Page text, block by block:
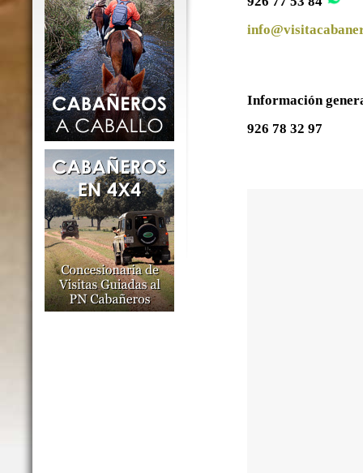
Información
926 78 32 97